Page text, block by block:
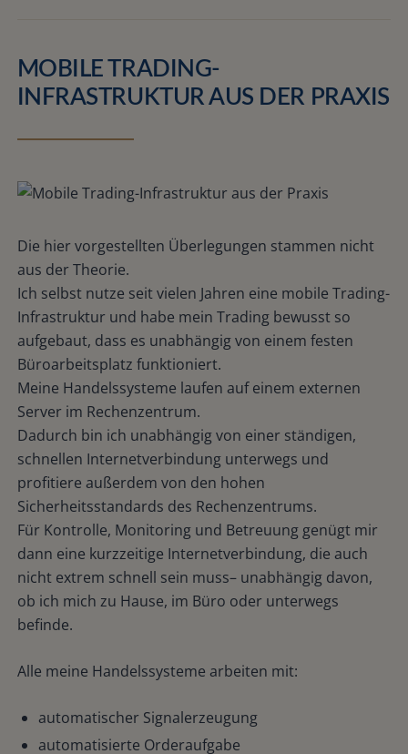
MOBILE TRADING-
INFRASTRUKTUR AUS DER PRAXIS
Die hier vorgestellten Überlegungen stammen nicht
aus der Theorie.
Ich selbst nutze seit vielen Jahren eine mobile Trading-
Infrastruktur und habe mein Trading bewusst so
aufgebaut, dass es unabhängig von einem festen
Büroarbeitsplatz funktioniert.
Meine Handelssysteme laufen auf einem externen
Server im Rechenzentrum.
Dadurch bin ich unabhängig von einer ständigen,
schnellen Internetverbindung unterwegs und
profitiere außerdem von den hohen
Sicherheitsstandards des Rechenzentrums.
Für Kontrolle, Monitoring und Betreuung genügt mir
dann eine kurzzeitige Internetverbindung, die auch
nicht extrem schnell sein muss– unabhängig davon,
ob ich mich zu Hause, im Büro oder unterwegs
befinde.
Alle meine Handelssysteme arbeiten mit:
automatischer Signalerzeugung
automatisierte Orderaufgabe